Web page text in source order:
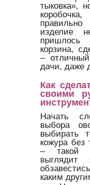
тыковка»,
изделие
пришлось
корзина,
–
дачи, даже
Как
своими
Начать
выбора
выбирать
кожура без
– такой
выглядит
каким